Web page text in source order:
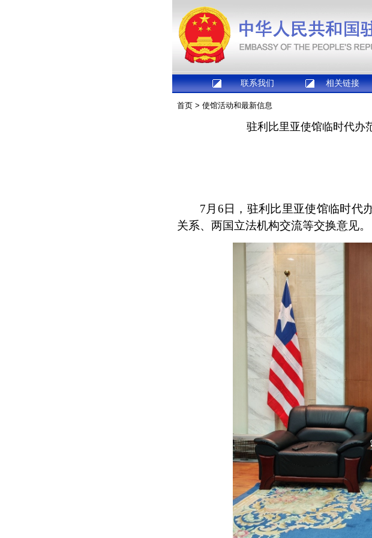
联系我们 相关链接
首页 > 使馆活动和最新信息
驻利比里亚使馆临时代办
7月6日，驻利比里亚使馆临时代
关系、两国立法机构交流等交换意见。